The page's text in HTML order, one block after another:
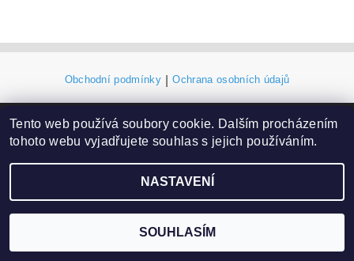
Obchodní podmínky Ochrana osobních údajů
eshop.VAKAP.cz , všechna práva vyhrazena
Vytvořil Shoptet
Tento web používá soubory cookie. Dalším procházením
tohoto webu vyjadřujete souhlas s jejich používáním.
NASTAVENÍ
SOUHLASÍM